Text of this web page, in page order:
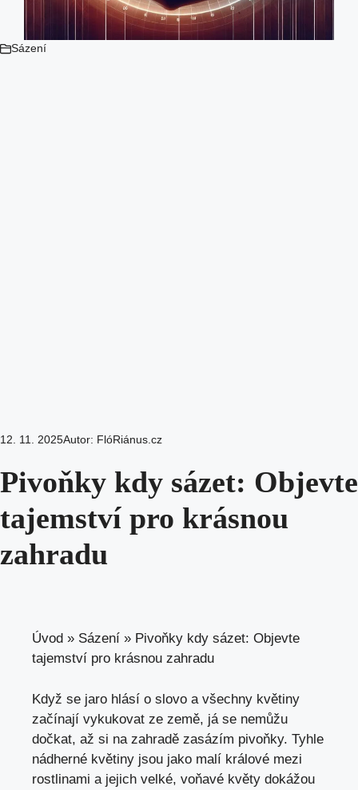
Sázení
12. 11. 2025Autor: FlóRiánus.cz
Pivoňky kdy sázet: Objevte
tajemství pro krásnou
zahradu
Úvod » Sázení » Pivoňky kdy sázet: Objevte
tajemství pro krásnou zahradu
Když se jaro hlásí o slovo a všechny květiny
začínají vykukovat ze země, já se nemůžu
dočkat, až si na zahradě zasázím pivoňky. Tyhle
nádherné květiny jsou jako malí králové mezi
rostlinami a jejich velké, voňavé květy dokážou